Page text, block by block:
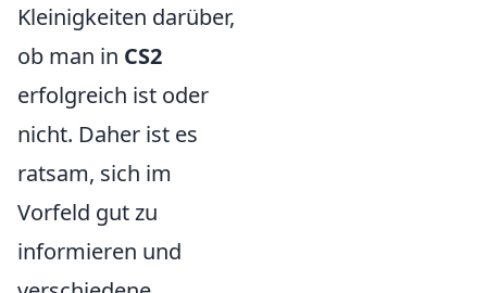
Kleinigkeiten darüber,
ob man in CS2
erfolgreich ist oder
nicht. Daher ist es
ratsam, sich im
Vorfeld gut zu
informieren und